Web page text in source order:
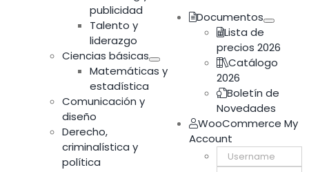
publicidad
Talento y
liderazgo
Ciencias básicas
Matemáticas y
estadística
Comunicación y
diseño
Derecho,
criminalística y
política
Documentos
Lista de
precios 2026
Catálogo
2026
Boletín de
Novedades
WooCommerce My
Account
Username: